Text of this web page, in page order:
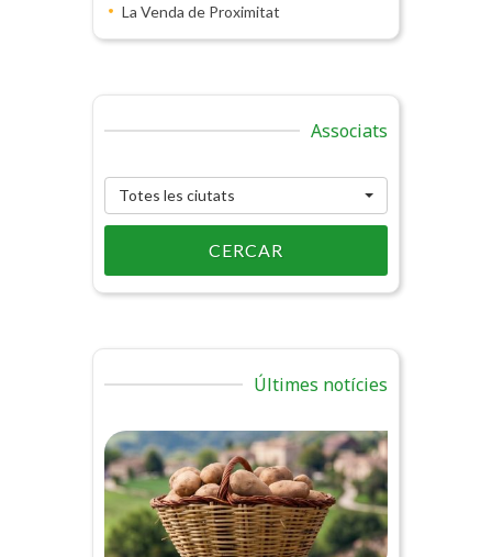
La Venda de Proximitat
Associats
Totes les ciutats
CERCAR
Últimes notícies